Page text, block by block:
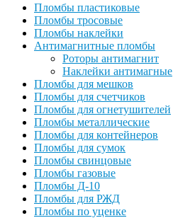
Пломбы пластиковые
Пломбы тросовые
Пломбы наклейки
Антимагнитные пломбы
Роторы антимагнит
Наклейки антимагные
Пломбы для мешков
Пломбы для счетчиков
Пломбы для огнетушителей
Пломбы металлические
Пломбы для контейнеров
Пломбы для сумок
Пломбы свинцовые
Пломбы газовые
Пломбы Д-10
Пломбы для РЖД
Пломбы по уценке